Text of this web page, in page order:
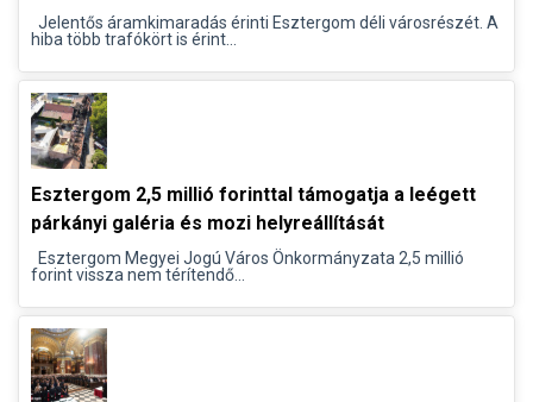
Jelentős áramkimaradás érinti Esztergom déli városrészét. A
hiba több trafókört is érint...
Esztergom 2,5 millió forinttal támogatja a leégett
párkányi galéria és mozi helyreállítását
Esztergom Megyei Jogú Város Önkormányzata 2,5 millió
forint vissza nem térítendő...